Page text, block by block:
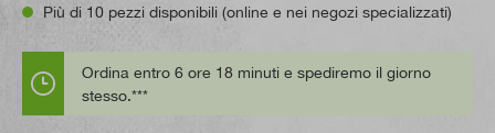
Più di 10 pezzi disponibili (online e nei negozi specializzati)
Ordina entro 6 ore 18 minuti e spediremo il giorno
stesso.***